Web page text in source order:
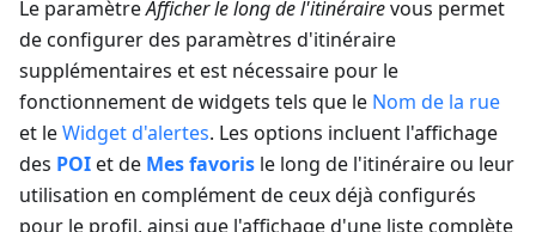
Le paramètreAfficher le long de l'itinérairevous permet
de configurer des paramètres d'itinéraire
supplémentaires et est nécessaire pour le
fonctionnement de widgets tels que le Nom de la rue
et leWidget d'alertes. Les options incluent l'affichage
des POIet de Mes favoris le long de l'itinéraire ou leur
utilisation en complément de ceux déjà configurés
pour le profil, ainsi que l'affichage d'une liste complète